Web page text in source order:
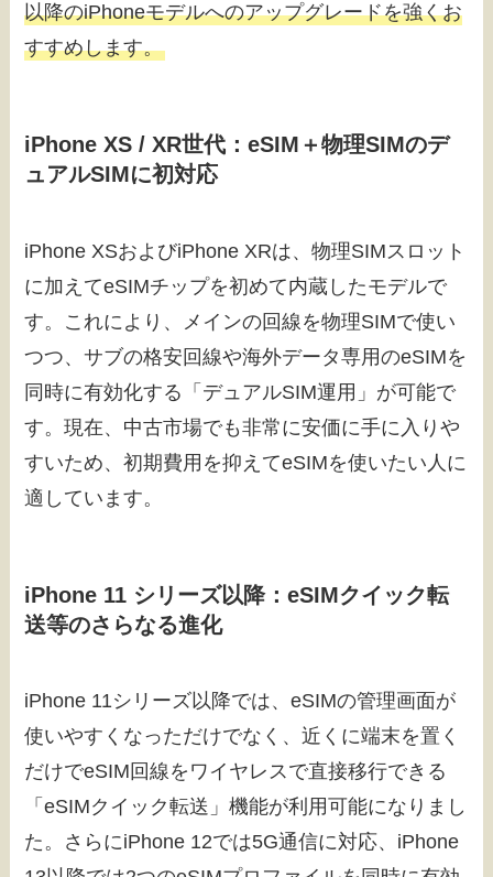
以降のiPhoneモデルへのアップグレードを強くお
すすめします。
iPhone XS / XR世代：eSIM＋物理SIMのデ
ュアルSIMに初対応
iPhone XSおよびiPhone XRは、物理SIMスロット
に加えてeSIMチップを初めて内蔵したモデルで
す。これにより、メインの回線を物理SIMで使い
つつ、サブの格安回線や海外データ専用のeSIMを
同時に有効化する「デュアルSIM運用」が可能で
す。現在、中古市場でも非常に安価に手に入りや
すいため、初期費用を抑えてeSIMを使いたい人に
適しています。
iPhone 11 シリーズ以降：eSIMクイック転
送等のさらなる進化
iPhone 11シリーズ以降では、eSIMの管理画面が
使いやすくなっただけでなく、近くに端末を置く
だけでeSIM回線をワイヤレスで直接移行できる
「eSIMクイック転送」機能が利用可能になりまし
た。さらにiPhone 12では5G通信に対応、iPhone